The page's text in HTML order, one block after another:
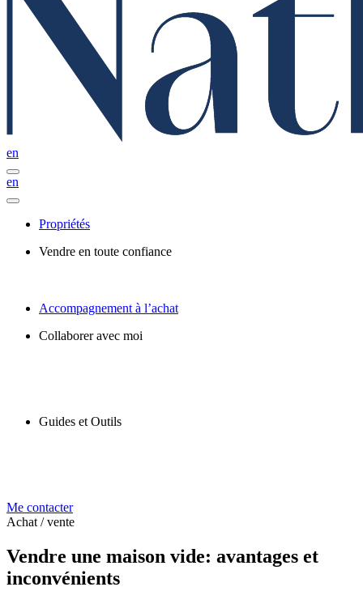
en
en
Propriétés
Vendre en toute confiance
Accompagnement à l’achat
Collaborer avec moi
Guides et Outils
Me contacter
Achat / vente
Vendre une maison vide: avantages et
inconvénients